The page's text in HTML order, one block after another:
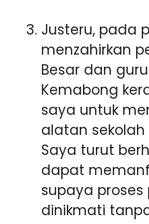
Justeru, pada
menzahirkan
Besar dan
Kemabong
saya untuk
alatan
Saya turut
dapat
supaya
dinikmati